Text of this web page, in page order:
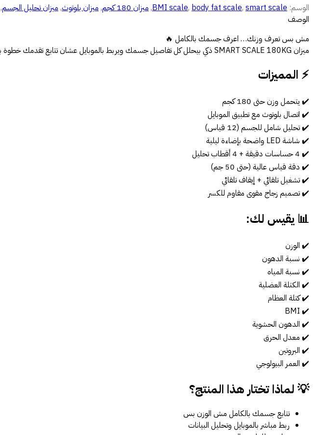
5
out of 5
الوسم: BMI scale, body fat scale, smart scale
,ميزان 180 كجم ,ميزان بلوتوث,ميزان تحليل الجسم,
الوصف
مش بس تعرف وزنك… اعرف جسمك بالكامل 🔥
ميزان SMART SCALE 180KG ذكي بيحلل كل تفاصيل جسمك ويربط بالموبايل عشان تتابع تقدمك خطوة بخطوة.
⚡ المميزات
✔️ يتحمل وزن حتى 180 كجم
✔️ اتصال بلوتوث مع تطبيق الموبايل
✔️ تحليل شامل للجسم (12 قياس)
✔️ شاشة LED واضحة بإضاءة ليلية
✔️ 4 حساسات دقيقة + 4 أقطاب تحليل
✔️ دقة قياس عالية (حتى 50 جم)
✔️ تشغيل تلقائي + إيقاف تلقائي
✔️ تصميم زجاج مقوى مقاوم للكسر
📊 يقيس لك:
✔️ الوزن
✔️ نسبة الدهون
✔️ نسبة المياه
✔️ الكتلة العضلية
✔️ كتلة العظام
✔️ BMI
✔️ الدهون الحشوية
✔️ معدل الحرق
✔️ البروتين
✔️ العمر البيولوجي
💡 لماذا تختار هذا المنتج؟
تتابع جسمك بالكامل مش الوزن بس
ربط مباشر بالموبايل وتحليل البيانات